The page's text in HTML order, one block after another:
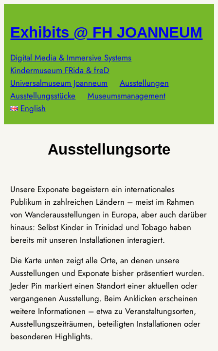
springen
Exhibits @ FH JOANNEUM
Digital Media & Immersive Systems
Kindermuseum FRida & freD
Universalmuseum Joanneum
Ausstellungen
Ausstellungsstücke
Museumsmanagement
English
Ausstellungsorte
Unsere Exponate begeistern ein internationales
Publikum in zahlreichen Ländern – meist im Rahmen
von Wanderausstellungen in Europa, aber auch darüber
hinaus: Selbst Kinder in Trinidad und Tobago haben
bereits mit unseren Installationen interagiert.
Die Karte unten zeigt alle Orte, an denen unsere
Ausstellungen und Exponate bisher präsentiert wurden.
Jeder Pin markiert einen Standort einer aktuellen oder
vergangenen Ausstellung. Beim Anklicken erscheinen
weitere Informationen – etwa zu Veranstaltungsorten,
Ausstellungszeiträumen, beteiligten Installationen oder
besonderen Highlights.